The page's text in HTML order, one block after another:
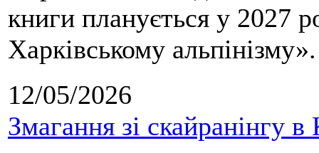
книги планується у 2027
Харківському альпінізму».
12/05/2026
Змагання зі скайранінгу в